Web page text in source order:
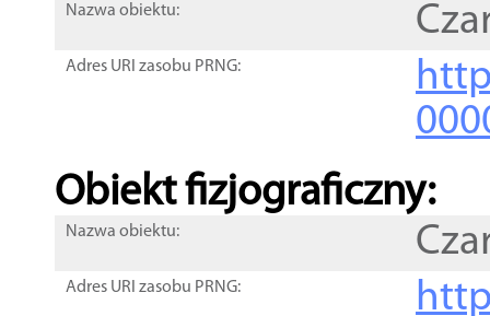
Nazwa obiektu:
Adres URI zasobu PRNG:
Obiekt fizjograficzny:
Nazwa obiektu:
Adres URI zasobu PRNG: